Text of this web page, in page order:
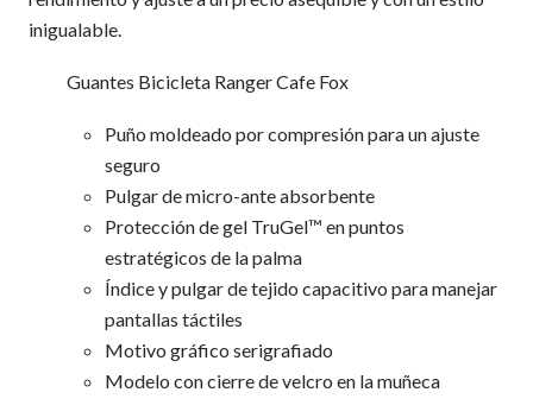
inigualable.
Guantes Bicicleta Ranger Cafe Fox
Puño moldeado por compresión para un ajuste
seguro
Pulgar de micro-ante absorbente
Protección de gel TruGel™ en puntos
estratégicos de la palma
Índice y pulgar de tejido capacitivo para manejar
pantallas táctiles
Motivo gráfico serigrafiado
Modelo con cierre de velcro en la muñeca